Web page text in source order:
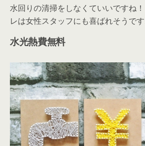
水回りの清掃をしなくていいですね
レは女性スタッフにも喜ばれそうです
水光熱費無料